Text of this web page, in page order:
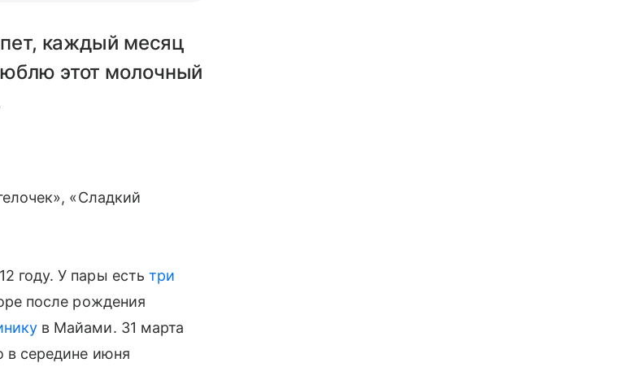
каждый месяц
этот молочный
«Сладкий
году. У пары есть три
после рождения
в Майами. 31 марта
в середине июня